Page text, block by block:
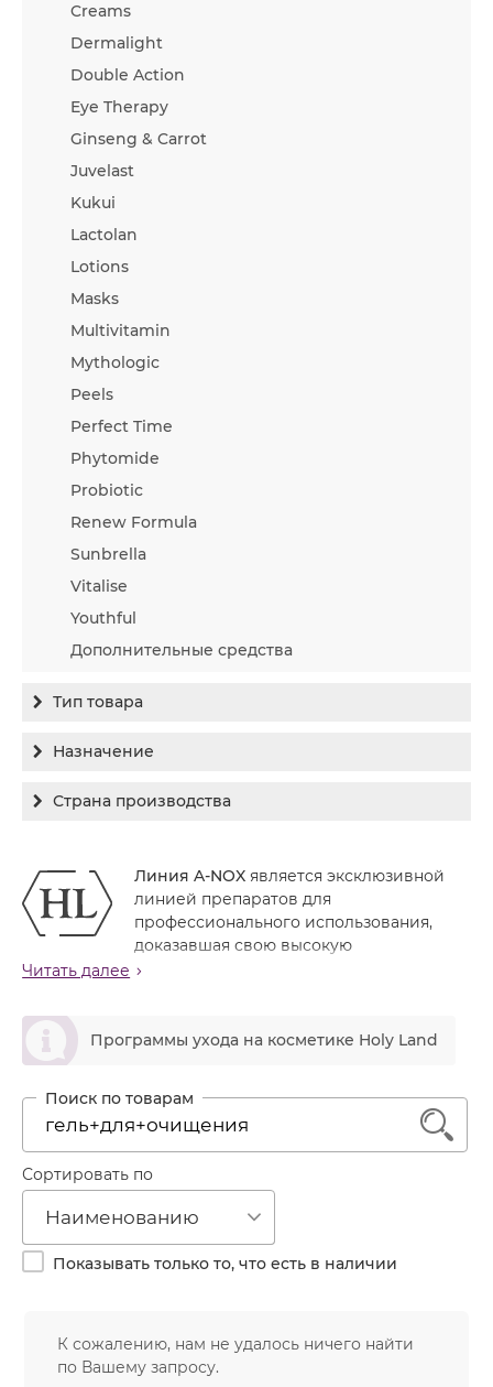
Creams
Dermalight
Double Action
Eye Therapy
Ginseng & Carrot
Juvelast
Kukui
Lactolan
Lotions
Masks
Multivitamin
Mythologic
Peels
Perfect Time
Phytomide
Probiotic
Renew Formula
Sunbrella
Vitalise
Youthful
Дополнительные средства
Тип товара
Бальзам
Концентрат
Крем солнцезащитный
Крем тональный
Мусс
Мыло
Набор косметики
Пилинг
Пудра
Шампунь
Назначение
Гиперпигментация
Лечение акне
Обновление кожи
Очищение
Против морщин
Увлажнение
Страна производства
Канада
Россия
Линия A-NOXявляется эксклюзивной
линией препаратов для
профессионального использования,
доказавшая свою высокую
эффективность в случаях средне-тяжелого и
линии обладают выраженным дезинфицирующим,
противовоспалительным, себостатическим
действием, препятствуют развитию вторичной
инфильтраты, сокращают поры, уменьшают частоту и
выраженность рецидивов, сочетаются с
дерматологическими методами лечения акне.
Назначение линии
Очищение и дезинфекция кожи
Устранение гиперкератоза
сального блеска
Создание антисептических условий при
Читать далее
ဆ Программы ухода на косметике Holy Land
1
Сортировать по
Наименованию
Показывать только то, что есть в наличии
К сожалению, нам не удалось ничего найти
по Вашему запросу.